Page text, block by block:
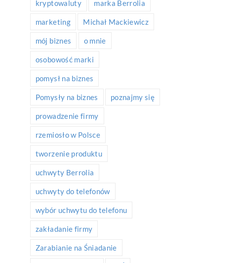
kryptowaluty marka Berrolia
marketing Michał Mackiewicz
mój biznes o mnie
osobowość marki
pomysł na biznes
Pomysły na biznes poznajmy się
prowadzenie firmy
rzemiosło w Polsce
tworzenie produktu
uchwyty Berrolia
uchwyty do telefonów
wybór uchwytu do telefonu
zakładanie firmy
Zarabianie na Śniadanie